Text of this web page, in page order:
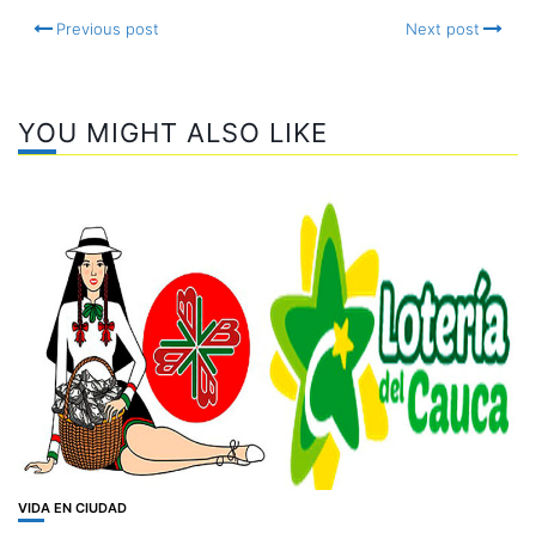
Previous post Next post
YOU MIGHT ALSO LIKE
VIDA EN CIUDAD